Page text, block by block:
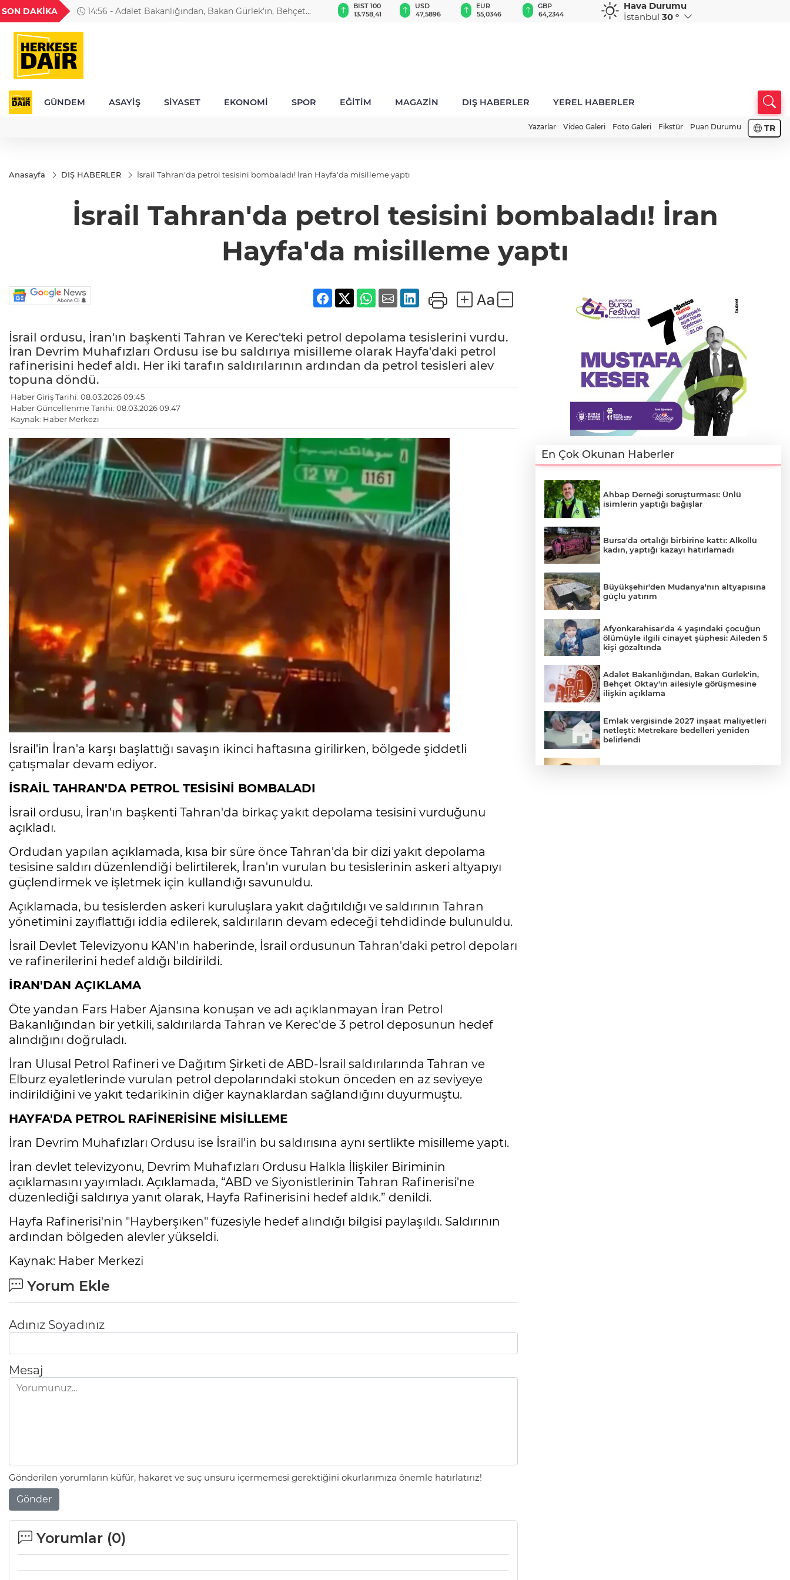
SON DAKİKA
14:56 - Adalet Bakanlığından, Bakan Gürlek'in, Behçet
18,1987
TND
16,2311
BGN
28,0626
VND
0,0018
6.517,69
BIST 100
13.758,41
USD
47,5896
EUR
55,0346
GBP
64,2344
CHF
58,7455
CAD
33,9829
Hava Durumu
İstanbul 30 °
GÜNDEM ASAYİŞ SİYASET EKONOMİ SPOR EĞİTİM MAGAZİN DIŞ HABERLER YEREL HABERLER
Yazarlar Video Galeri Foto Galeri Fikstür Puan Durumu TR
Anasayfa DIŞ HABERLER İsrail Tahran'da petrol tesisini bombaladı! İran Hayfa'da misilleme yaptı
İsrail Tahran'da petrol tesisini bombaladı! İran
Hayfa'da misilleme yaptı
İsrail ordusu, İran'ın başkenti Tahran ve Kerec'teki petrol depolama tesislerini vurdu.
İran Devrim Muhafızları Ordusu ise bu saldırıya misilleme olarak Hayfa'daki petrol
rafinerisini hedef aldı. Her iki tarafın saldırılarının ardından da petrol tesisleri alev
topuna döndü.
Haber Giriş Tarihi: 08.03.2026 09:45
Haber Güncellenme Tarihi: 08.03.2026 09:47
Kaynak: Haber Merkezi
İsrail'in İran'a karşı başlattığı savaşın ikinci haftasına girilirken, bölgede şiddetli
çatışmalar devam ediyor.
İSRAİL TAHRAN'DA PETROL TESİSİNİ BOMBALADI
İsrail ordusu, İran'ın başkenti Tahran'da birkaç yakıt depolama tesisini vurduğunu
açıkladı.
Ordudan yapılan açıklamada, kısa bir süre önce Tahran'da bir dizi yakıt depolama
tesisine saldırı düzenlendiği belirtilerek, İran'ın vurulan bu tesislerinin askeri altyapıyı
güçlendirmek ve işletmek için kullandığı savunuldu.
Açıklamada, bu tesislerden askeri kuruluşlara yakıt dağıtıldığı ve saldırının Tahran
yönetimini zayıflattığı iddia edilerek, saldırıların devam edeceği tehdidinde bulunuldu.
İsrail Devlet Televizyonu KAN'ın haberinde, İsrail ordusunun Tahran'daki petrol depoları
ve rafinerilerini hedef aldığı bildirildi.
İRAN'DAN AÇIKLAMA
Öte yandan Fars Haber Ajansına konuşan ve adı açıklanmayan İran Petrol
Bakanlığından bir yetkili, saldırılarda Tahran ve Kerec'de 3 petrol deposunun hedef
alındığını doğruladı.
İran Ulusal Petrol Rafineri ve Dağıtım Şirketi de ABD-İsrail saldırılarında Tahran ve
Elburz eyaletlerinde vurulan petrol depolarındaki stokun önceden en az seviyeye
indirildiğini ve yakıt tedarikinin diğer kaynaklardan sağlandığını duyurmuştu.
HAYFA'DA PETROL RAFİNERİSİNE MİSİLLEME
İran Devrim Muhafızları Ordusu ise İsrail'in bu saldırısına aynı sertlikte misilleme yaptı.
İran devlet televizyonu, Devrim Muhafızları Ordusu Halkla İlişkiler Biriminin
açıklamasını yayımladı. Açıklamada, “ABD ve Siyonistlerinin Tahran Rafinerisi'ne
düzenlediği saldırıya yanıt olarak, Hayfa Rafinerisini hedef aldık.” denildi.
Hayfa Rafinerisi'nin "Hayberşıken" füzesiyle hedef alındığı bilgisi paylaşıldı. Saldırının
ardından bölgeden alevler yükseldi.
Kaynak: Haber Merkezi
Yorum Ekle
Adınız Soyadınız
Mesaj
Gönderilen yorumların küfür, hakaret ve suç unsuru içermemesi gerektiğini okurlarımıza önemle hatırlatırız!
Gönder
Yorumlar (0)
En Çok Okunan Haberler
Ahbap Derneği soruşturması: Ünlü
isimlerin yaptığı bağışlar
Bursa'da ortalığı birbirine kattı: Alkollü
kadın, yaptığı kazayı hatırlamadı
Büyükşehir'den Mudanya'nın altyapısına
güçlü yatırım
Afyonkarahisar'da 4 yaşındaki çocuğun
ölümüyle ilgili cinayet şüphesi: Aileden 5
kişi gözaltında
Adalet Bakanlığından, Bakan Gürlek'in,
Behçet Oktay'ın ailesiyle görüşmesine
ilişkin açıklama
Emlak vergisinde 2027 inşaat maliyetleri
netleşti: Metrekare bedelleri yeniden
belirlendi